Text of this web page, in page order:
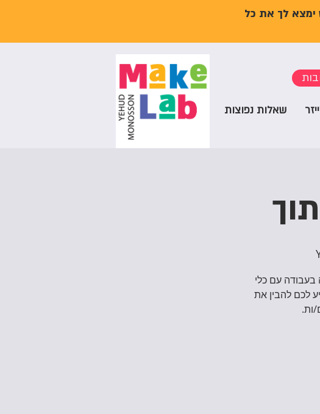
ימצא לך את כל
שאלות נפוצות
בעבודה עם כלי
לכם להבין את
ות.